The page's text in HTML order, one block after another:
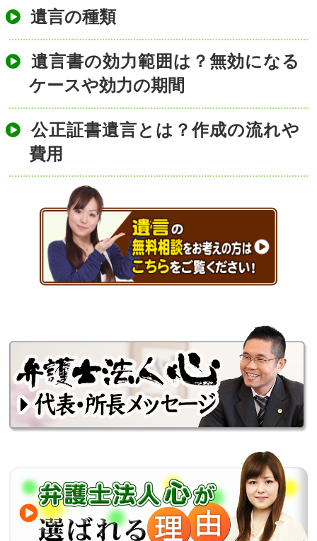
遺言の種類
遺言書の効力範囲は？無効になる
ケースや効力の期間
公正証書遺言とは？作成の流れや
費用